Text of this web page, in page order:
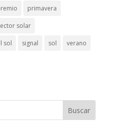
primavera
solar
sol signal sol verano